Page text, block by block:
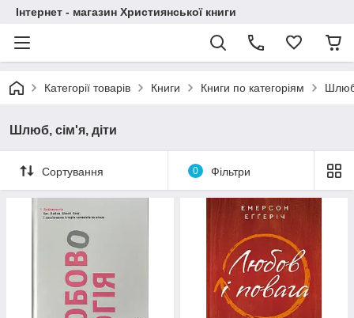
Інтернет - магазин Християнської книги
Категорії товарів Книги Книги по категоріям
Шлюб, сім'я, діти
Сортування 0 Фільтри